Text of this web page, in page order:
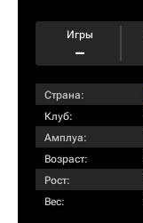
Игры
–
Страна:
Клуб:
Амплуа:
Возраст:
Рост:
Вес: